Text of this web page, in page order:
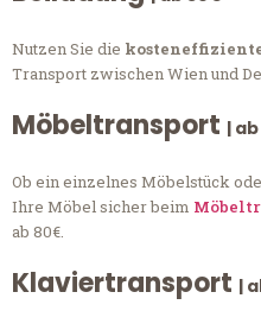
Nutzen Sie die
Transport zwischen Wien und
Möbeltransport |
Ob ein einzelnes Möbelstück
Ihre Möbel sicher beim
ab 80€.
Klaviertransport |